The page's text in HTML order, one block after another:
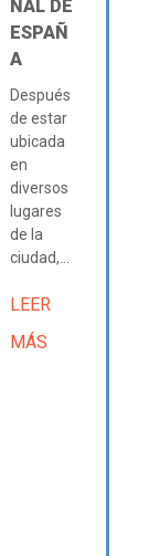
NAL DE
ESPAÑ
A
Después
de estar
ubicada
en
diversos
lugares
de la
ciudad,...
LEER
MÁS